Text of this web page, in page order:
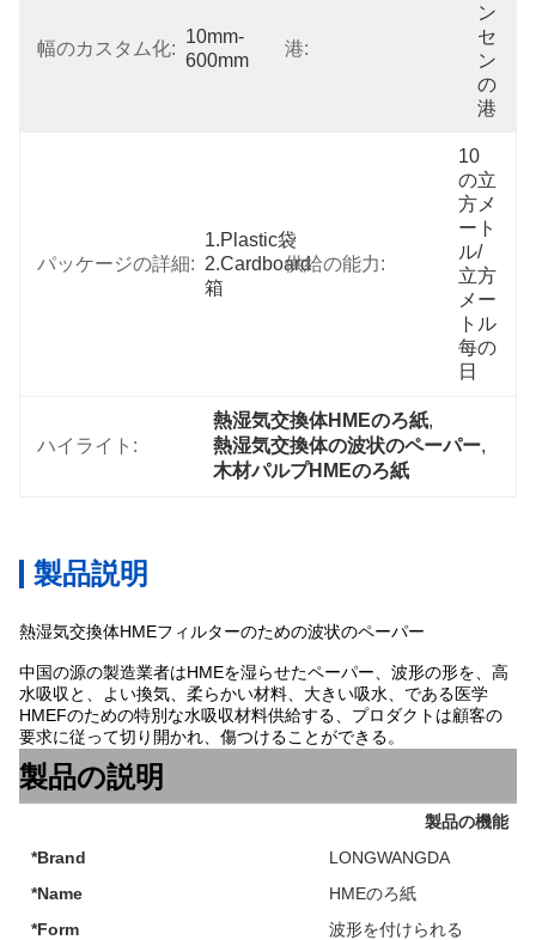
幅のカスタム化:
10mm-
600mm
港:
ン
セ
ン
の
港
パッケージの詳細:
1.Plastic袋
2.Cardboard
箱
供給の能力:
10
の立
方メ
ート
ル/
立方
メー
トル
每の
日
ハイライト:
熱湿気交換体HMEのろ紙,
熱湿気交換体の波状のペーパー,
木材パルプHMEのろ紙
製品説明
熱湿気交換体HMEフィルターのための波状のペーパー
中国の源の製造業者はHMEを湿らせたペーパー、波形の形を、高
水吸収と、よい換気、柔らかい材料、大きい吸水、である医学
HMEFのための特別な水吸収材料供給する、プロダクトは顧客の
要求に従って切り開かれ、傷つけることができる。
製品の説明
製品の機能
*Brand
LONGWANGDA
*Name
HMEのろ紙
*Form
波形を付けられる